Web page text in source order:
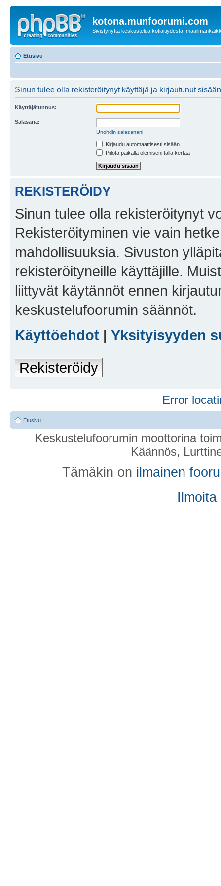
kotona.munfoorumi.com
Sivistynyttä keskustelua kotiäitiydestä,
Etusivu
Sinun tulee olla rekisteröitynyt käyttäjä ja kirjautunut
Käyttäjätunnus:
Salasana:
Unohdin salasanani
Kirjaudu automaattisesti sisään.
Piilota paikalla olemiseni tällä kertaa
REKISTERÖIDY
Sinun tulee olla rekisteröitynyt
Rekisteröityminen vie vain
mahdollisuuksia. Sivuston
rekisteröityneille käyttäjille.
liittyvät käytännöt ennen
keskustelufoorumin säännöt.
Käyttöehdot | Yksityisyyden
Rekisteröidy
Error
Etusivu
Keskustelufoorumin moottorina
Käännös,
Tämäkin on ilmainen